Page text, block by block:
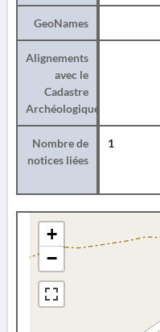
GeoNames
Alignements
avec le
Cadastre
Archéologique
Nombre de
notices liées
1
+
−